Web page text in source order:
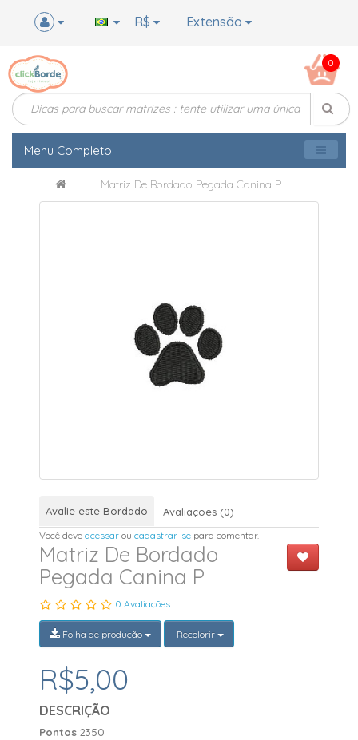
Extensão
R$
0
Menu Completo
Matriz De Bordado Pegada Canina P
Avalie este Bordado Avaliações (0)
Você deveacessar oucadastrar-se para comentar.
Matriz De Bordado
Pegada Canina P
0 Avaliações
Folha de produção Recolorir
R$5,00
DESCRIÇÃO
Pontos2350